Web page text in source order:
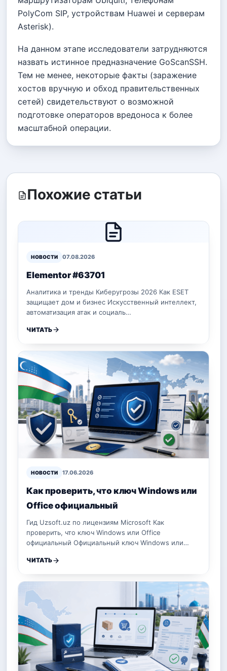
PolyCom SIP, устройствам Huawei и серверам
Asterisk).
На данном этапе исследователи затрудняются
назвать истинное предназначение GoScanSSH.
Тем не менее, некоторые факты (заражение
хостов вручную и обход правительственных
сетей) свидетельствуют о возможной
подготовке операторов вредоноса к более
масштабной операции.
Похожие статьи
НОВОСТИ 07.08.2026
Elementor #63701
Аналитика и тренды Киберугрозы 2026 Как ESET
защищает дом и бизнес Искусственный интеллект,
автоматизация атак и социаль…
ЧИТАТЬ
НОВОСТИ 17.06.2026
Как проверить, что ключ Windows или
Office официальный
Гид Uzsoft.uz по лицензиям Microsoft Как
проверить, что ключ Windows или Office
официальный Официальный ключ Windows или…
ЧИТАТЬ